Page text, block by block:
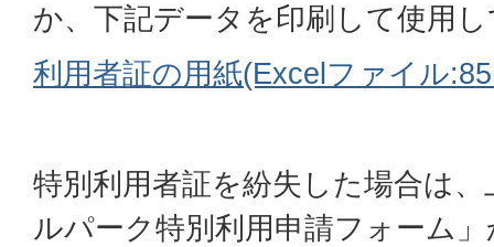
か、下記データを印刷して使用
利用者証の用紙(Excelファイル
特別利用者証を紛失した場合は
ルパーク特別利用申請フォーム